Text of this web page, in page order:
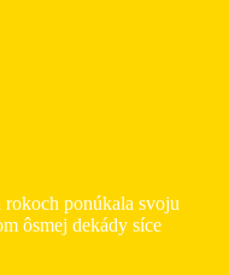
ponúkala svoju
ôsmej dekády síce